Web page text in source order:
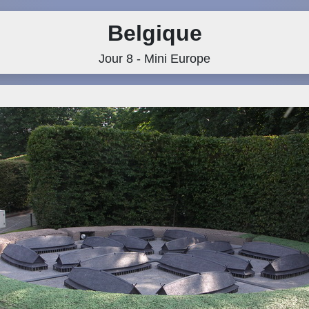
Belgique
Jour 8 - Mini Europe